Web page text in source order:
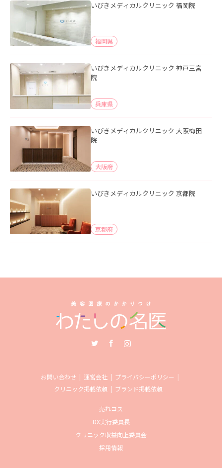
いびきメディカルクリニック 福岡院
福岡県
いびきメディカルクリニック 神戸三宮
院
兵庫県
いびきメディカルクリニック 大阪梅田
院
大阪府
いびきメディカルクリニック 京都院
京都府
お問い合わせ 運営会社
プライバシーポリシー
クリニック掲載依頼
ブランド掲載依頼
売れコス
DX実行委員長
クリニック収益向上委員会
採用情報